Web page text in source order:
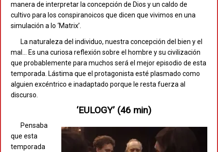
manera de interpretar la concepción de Dios y un caldo de
cultivo para los conspiranoicos que dicen que vivimos en una
simulación a lo ‘Matrix’.
La naturaleza del individuo, nuestra concepción del bien y el
mal… Es una curiosa reflexión sobre el hombre y su civilización
que probablemente para muchos será el mejor episodio de esta
temporada. Lástima que el protagonista esté plasmado como
alguien excéntrico e inadaptado porque le resta fuerza al
discurso.
‘EULOGY’ (46 min)
Pensaba
que esta
temporada